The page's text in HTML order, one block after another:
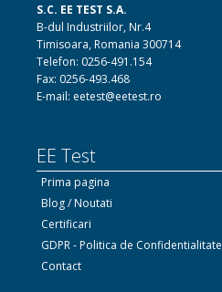
S.C. EE TEST S.A.
B-dul Industriilor, Nr.4
Timisoara, Romania 300714
Telefon: 0256-491.154
Fax: 0256-493.468
E-mail: eetest@eetest.ro
EE Test
Prima pagina
Blog / Noutati
Certificari
GDPR - Politica de Confidentialitate
Contact